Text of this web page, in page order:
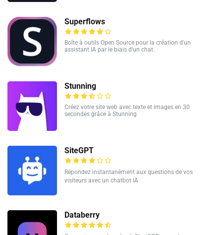
Superflows
Boîte à outils Open Source pour la création d'un
assistant IA par le biais d'un chat.
Stunning
Créez votre site web avec texte et images en 30
secondes grâce à Stunning
SiteGPT
Répondez instantanément aux questions de vos
visiteurs avec un chatbot IA
Databerry